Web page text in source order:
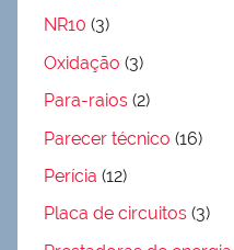
NR10 (3)
Oxidação (3)
Para-raios (2)
Parecer técnico (16)
Perícia (12)
Placa de circuitos (3)